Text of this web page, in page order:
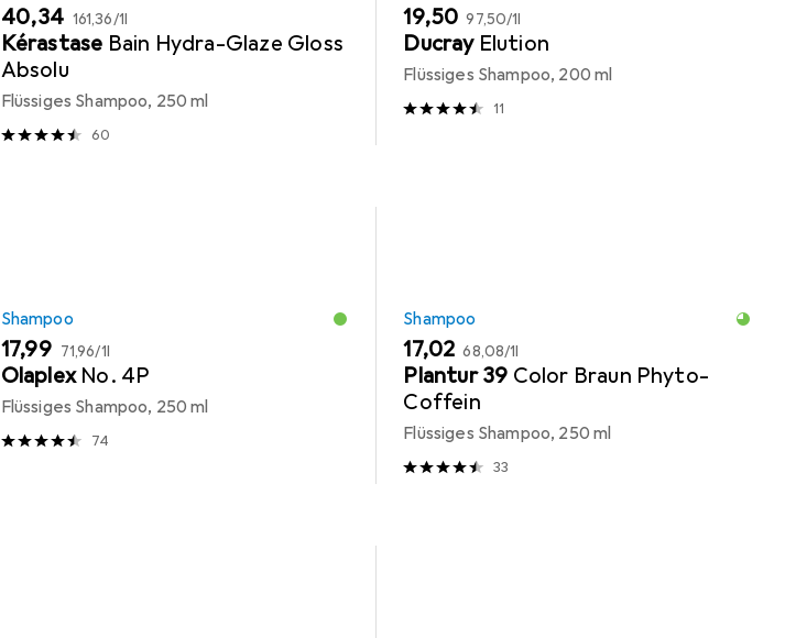
EUR
40,34 EUR
161,36/1l
Kérastase Bain Hydra-Glaze Gloss
Absolu
Flüssiges Shampoo, 250 ml
60
EUR
19,50 EUR
97,50/1l
Ducray Elution
Flüssiges Shampoo, 200 ml
11
Shampoo
EUR
17,99 EUR
71,96/1l
Olaplex No. 4P
Flüssiges Shampoo, 250 ml
74
Shampoo
EUR
17,02 EUR
68,08/1l
Plantur 39 Color Braun Phyto-
Coffein
Flüssiges Shampoo, 250 ml
33